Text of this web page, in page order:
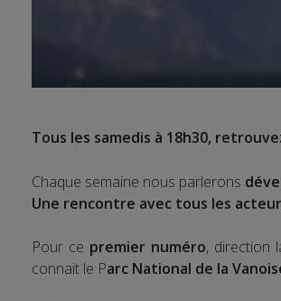
Tous les samedis à 18h30,
Chaque semaine nous parlerons
Une rencontre avec tous les
Pour ce premier numéro, direction
connait le Parc National de la